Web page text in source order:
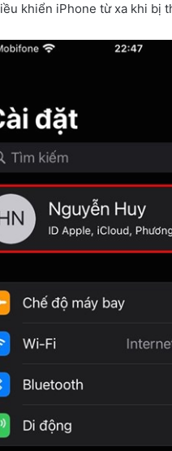
khiển iPhone từ xa khi bị